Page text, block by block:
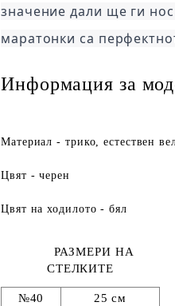
значение дали ще ги
маратонки са
Информация за
Материал - трико, естествен
Цвят - черен
Цвят на ходилото - бял
РАЗМЕРИ НА
СТЕЛКИТЕ
№40
25 см